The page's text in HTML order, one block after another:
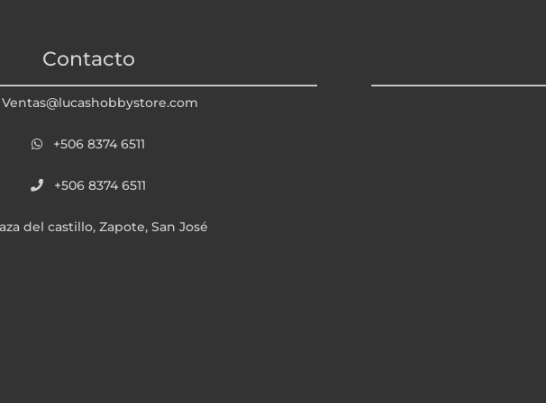
Contacto
Ventas@lucashobbystore.com
+506 8374 6511
+506 8374 6511
del castillo, Zapote, San José